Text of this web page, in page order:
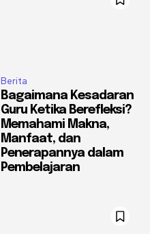
Berita
Bagaimana Kesadaran
Guru Ketika Berefleksi?
Memahami Makna,
Manfaat, dan
Penerapannya dalam
Pembelajaran